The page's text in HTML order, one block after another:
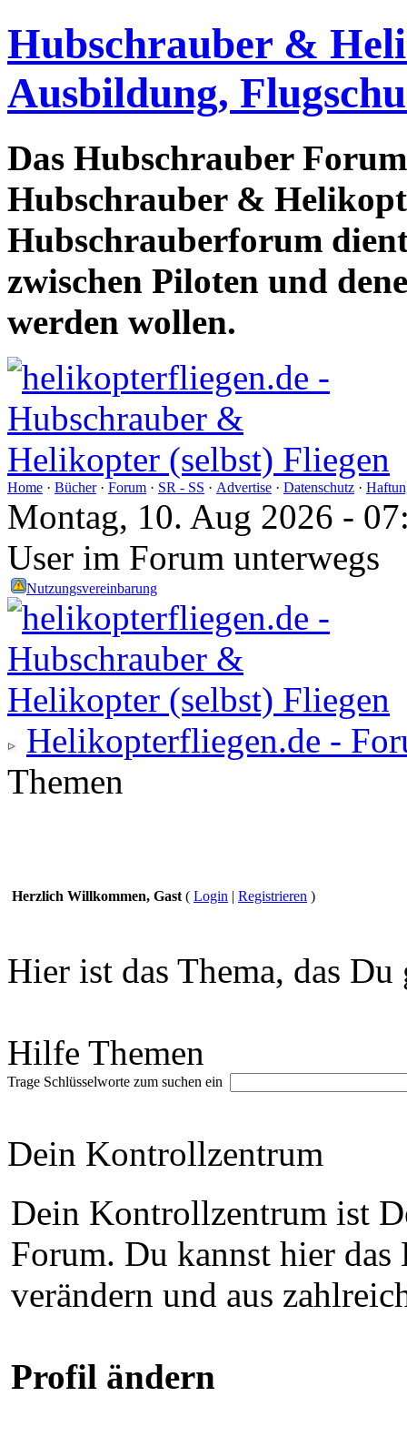
Hubschrauber &
Ausbildung,
Das Hubschrauber
Hubschrauber &
Hubschrauberforum
zwischen Piloten und
werden wollen.
Home · Bücher· Forum · SR - SS · Advertise · Datenschutz ·
Montag, 10. Aug 2026 -
User im Forum unterwegs
Nutzungsvereinbarung
Helikopterfliegen.de -
Themen
Herzlich Willkommen, Gast ( Login | Registrieren )
Hier ist das Thema, das Du
Hilfe Themen
Trage Schlüsselworte zum suchen ein
Dein Kontrollzentrum
Dein Kontrollzentrum ist
Forum. Du kannst hier
verändern und aus
Profil ändern